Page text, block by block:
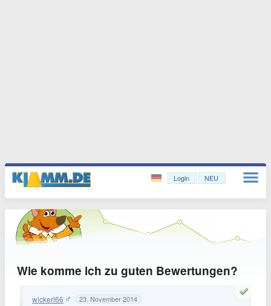
Login NEU
Wie komme ich zu guten Bewertungen?
wickerl66 23. November 2014